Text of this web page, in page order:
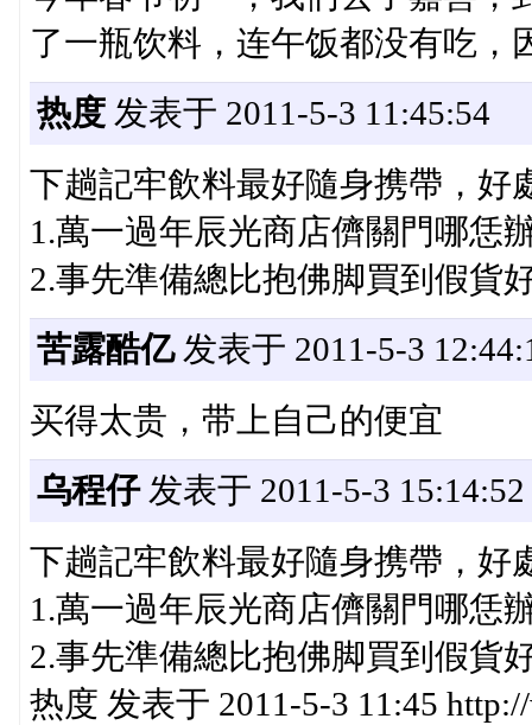
了一瓶饮料，连午饭都没有吃，
热度发表于 2011-5-3 11:45:54
下趟記牢飲料最好隨身携帶，好
1.萬一過年辰光商店儕關門哪恁
2.事先準備總比抱佛脚買到假貨
苦露酷亿发表于 2011-5-3
买得太贵，带上自己的便宜
乌程仔发表于 2011-5-3 15:14:52
下趟記牢飲料最好隨身携帶，好
1.萬一過年辰光商店儕關門哪恁
2.事先準備總比抱佛脚買到假貨
热度 发表于 2011-5-3 11:45